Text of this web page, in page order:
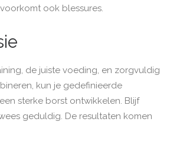
ook blessures.
de juiste voeding, en zorgvuldig
kun je gedefinieerde
sterke borst ontwikkelen. Blijf
geduldig. De resultaten komen